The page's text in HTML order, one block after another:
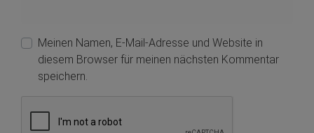
Meinen Namen, E-Mail-Adresse und Website in
diesem Browser für meinen nächsten Kommentar
speichern.